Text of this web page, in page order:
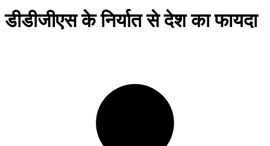
डीडीजीएस के निर्यात से देश का फायदा